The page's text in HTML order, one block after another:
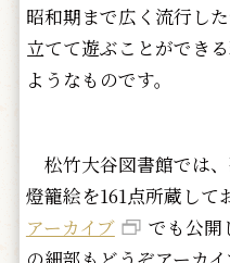
昭和期まで広く流行し
立てて遊ぶことができ
ようなものです。
松竹大谷図書館では
燈籠絵を161点所蔵して
アーカイブ
でも公開